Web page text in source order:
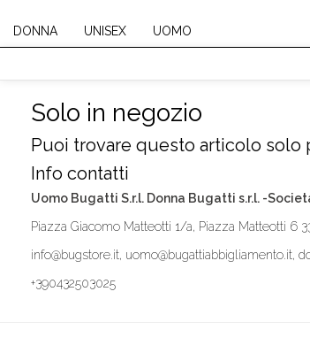
DONNA UNISEX UOMO
Solo in negozio
Puoi trovare questo articolo solo
Info contatti
Uomo Bugatti S.r.l. Donna Bugatti s.r.l. -
Piazza Giacomo Matteotti 1/a, Piazza Matteotti 6
info@bugstore.it, uomo@bugattiabbigliamento.it,
+390432503025